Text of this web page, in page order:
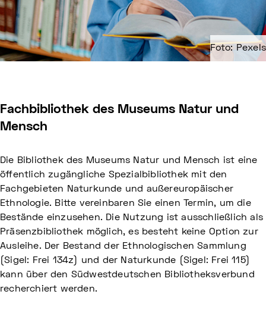
Foto: Pexels
Fachbibliothek des Museums Natur und
Mensch
Die Bibliothek des Museums Natur und Mensch ist eine
öffentlich zugängliche Spezialbibliothek mit den
Fachgebieten Naturkunde und außereuropäischer
Ethnologie. Bitte vereinbaren Sie einen Termin, um die
Bestände einzusehen. Die Nutzung ist ausschließlich als
Präsenzbibliothek möglich, es besteht keine Option zur
Ausleihe. Der Bestand der Ethnologischen Sammlung
(Sigel: Frei 134z) und der Naturkunde (Sigel: Frei 115)
kann über den Südwestdeutschen Bibliotheksverbund
recherchiert werden.